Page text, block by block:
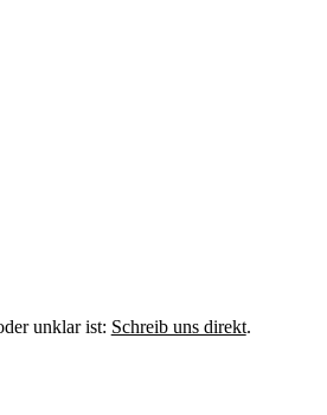
unklar ist: Schreib uns direkt.